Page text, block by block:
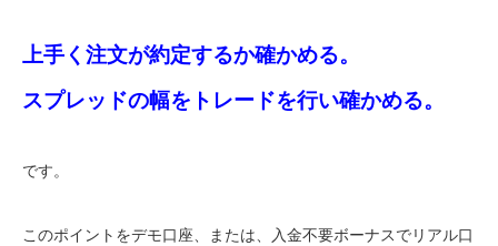
上手く注文が約定するか確かめる。
スプレッドの幅をトレードを行い確かめる。
です。
このポイントをデモ口座、または、入金不要ボーナスでリアル口